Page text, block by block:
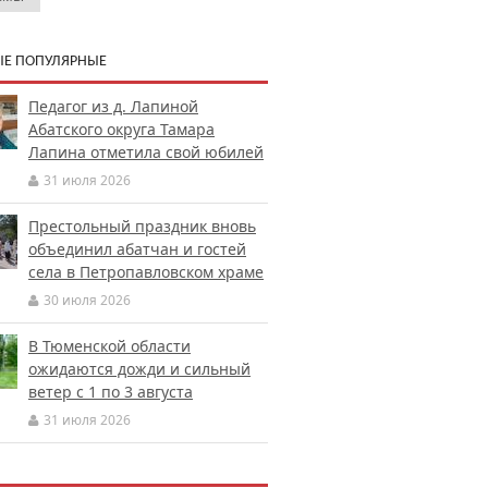
ПОПУЛЯРНЫЕ
Педагог из д. Лапиной
Абатского округа Тамара
Лапина отметила свой юбилей
31 июля 2026
Престольный праздник вновь
объединил абатчан и гостей
села в Петропавловском храме
30 июля 2026
В Тюменской области
ожидаются дожди и сильный
ветер с 1 по 3 августа
31 июля 2026